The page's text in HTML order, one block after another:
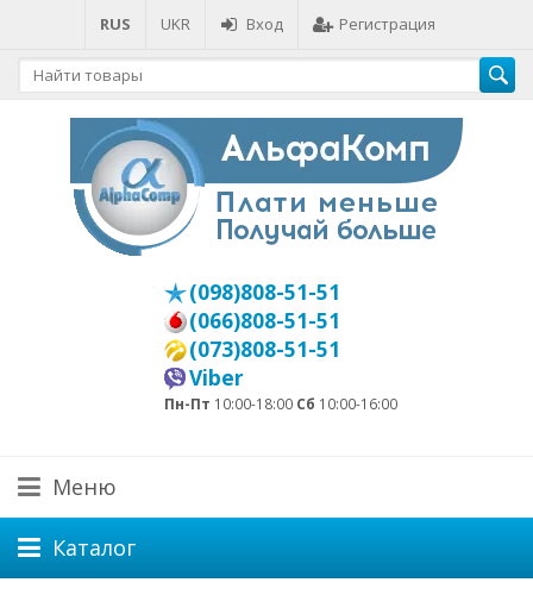
RUS UKR Вход Регистрация
(098)808-51-51
(066)808-51-51
(073)808-51-51
Viber
Пн-Пт 10:00-18:00 Сб 10:00-16:00
Меню
Каталог